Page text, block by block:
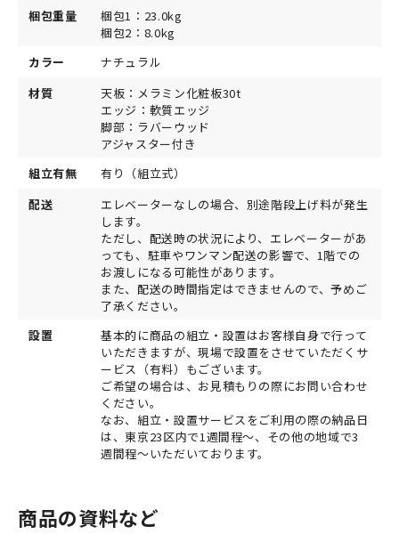
梱包重量
梱包1：23.0kg
梱包2：8.0kg
カラー
ナチュラル
材質
天板：メラミン化粧板30t
エッジ：軟質エッジ
脚部：ラバーウッド
アジャスター付き
組立有無
有り（組立式）
配送
エレベーターなしの場合、別途階段上げ料が発生
します。
ただし、配送時の状況により、エレベーターがあ
っても、駐車やワンマン配送の影響で、1階での
お渡しになる可能性があります。
また、配送の時間指定はできませんので、予めご
了承ください。
設置
基本的に商品の組立・設置はお客様自身で行って
いただきますが、現場で設置をさせていただくサ
ービス（有料）もございます。
ご希望の場合は、お見積もりの際にお問い合わせ
ください。
なお、組立・設置サービスをご利用の際の納品日
は、東京23区内で1週間程～、その他の地域で3
週間程～いただいております。
商品の資料など